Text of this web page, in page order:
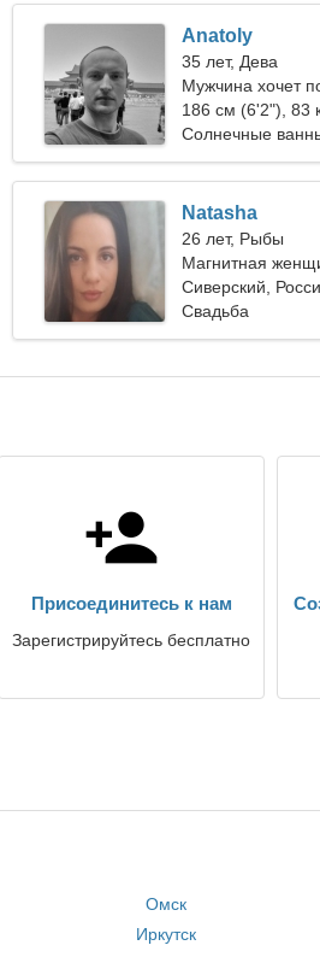
Anatoly
35 лет, Дева
Мужчина хочет
186 см (6'2"), 83
Солнечные
Natasha
26 лет, Рыбы
Магнитная
тебя
Сиверский,
Свадьба
Присоединитесь к нам
Зарегистрируйтесь бесплатно
Омск
Иркутск